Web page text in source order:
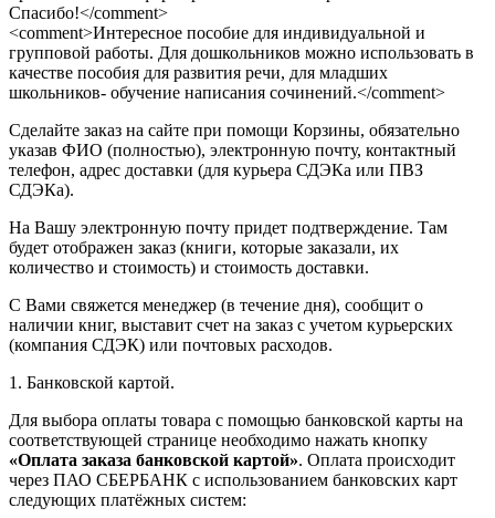
Спасибо!</comment>
<comment>Интересное пособие для индивидуальной и
групповой работы. Для дошкольников можно использовать в
качестве пособия для развития речи, для младших
школьников- обучение написания сочинений.</comment>
Сделайте заказ на сайте при помощи Корзины, обязательно
указав ФИО (полностью), электронную почту, контактный
телефон, адрес доставки (для курьера СДЭКа или ПВЗ
СДЭКа).
На Вашу электронную почту придет подтверждение. Там
будет отображен заказ (книги, которые заказали, их
количество и стоимость) и стоимость доставки.
С Вами свяжется менеджер (в течение дня), сообщит о
наличии книг, выставит счет на заказ с учетом курьерских
(компания СДЭК) или почтовых расходов.
1. Банковской картой.
Для выбора оплаты товара с помощью банковской карты на
соответствующей странице необходимо нажать кнопку
«Оплата заказа банковской картой». Оплата происходит
через ПАО СБЕРБАНК с использованием банковских карт
следующих платёжных систем: